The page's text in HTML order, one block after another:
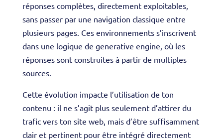
réponses complètes, directement exploitables,
sans passer par une navigation classique entre
plusieurs pages. Ces environnements s’inscrivent
dans une logique de generative engine, où les
réponses sont construites à partir de multiples
sources.
Cette évolution impacte l’utilisation de ton
contenu : il ne s’agit plus seulement d’attirer du
trafic vers ton site web, mais d’être suffisamment
clair et pertinent pour être intégré directement